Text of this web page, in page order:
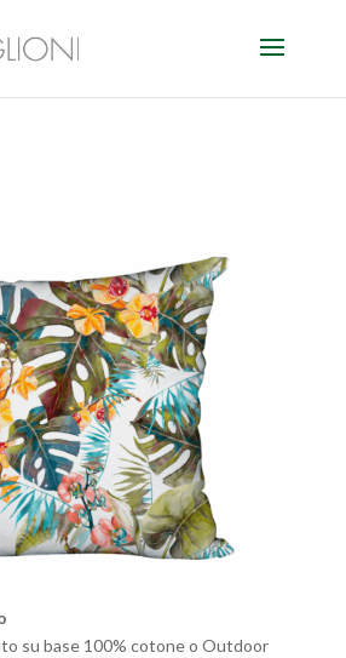
su base 100% cotone o Outdoor